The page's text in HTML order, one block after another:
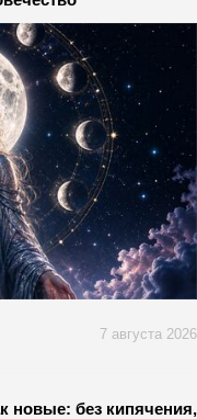
7 августа 2026
новые: без кипячения,